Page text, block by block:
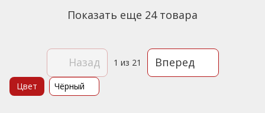
Показать еще 24 товара
Назад 1 из 21 Вперед
Цвет Чёрный